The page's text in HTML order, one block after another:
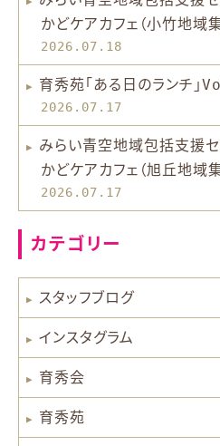
かどケアカフェ（小竹地域
2026.07.18
育秀苑「ある日のランチ
2026.07.17
みらい青空地域包括支援セ
かどケアカフェ（旭丘地域
2026.07.17
カテゴリー
スタッフブログ
インスタグラム
育秀会
育秀苑